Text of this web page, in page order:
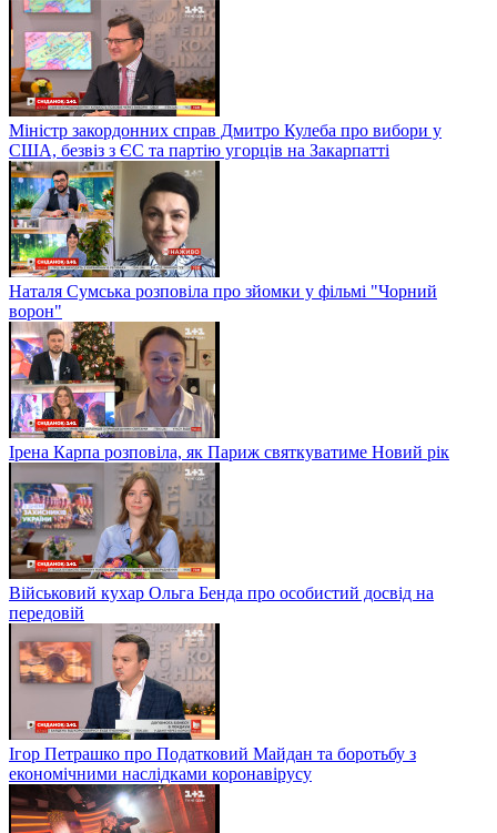
Міністр закордонних справ Дмитро Кулеба про вибори у
США, безвіз з ЄС та партію угорців на Закарпатті
Наталя Сумська розповіла про зйомки у фільмі "Чорний
ворон"
Ірена Карпа розповіла, як Париж святкуватиме Новий рік
Військовий кухар Ольга Бенда про особистий досвід на
передовій
Ігор Петрашко про Податковий Майдан та боротьбу з
економічними наслідками коронавірусу